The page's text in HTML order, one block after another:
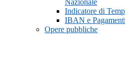
Nazionale
Indicatore di
IBAN e
Opere pubbliche